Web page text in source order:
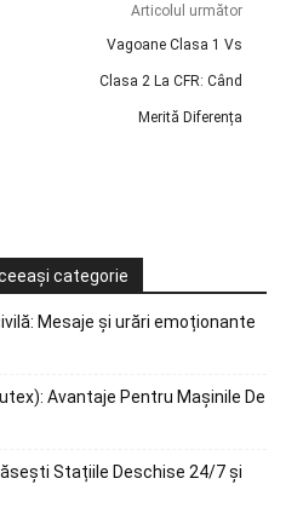
Articolul următor
Vagoane Clasa 1 Vs
Clasa 2 La CFR: Când
Merită Diferența
categorie
Mesaje și urări emoționante
Avantaje Pentru Mașinile De
Stațiile Deschise 24/7 și